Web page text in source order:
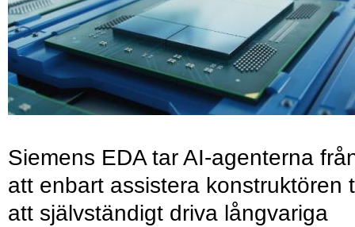
Siemens EDA tar AI-agenterna
att enbart assistera konstruktören
att självständigt driva långvariga